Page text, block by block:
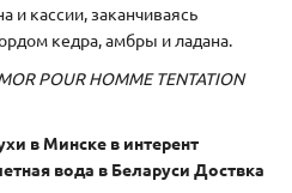
и кассии, заканчиваясь
кедра, амбры и ладана.
POUR HOMME TENTATION
в Минске в интерент
вода в Беларуси Доствка